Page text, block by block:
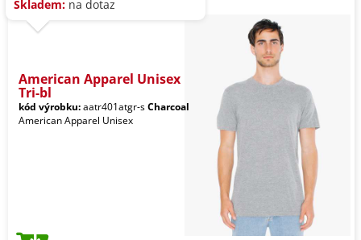
Skladem: na dotaz
American Apparel Unisex
Tri-bl
kód výrobku:aatr401atgr-sCharcoal
American Apparel Unisex